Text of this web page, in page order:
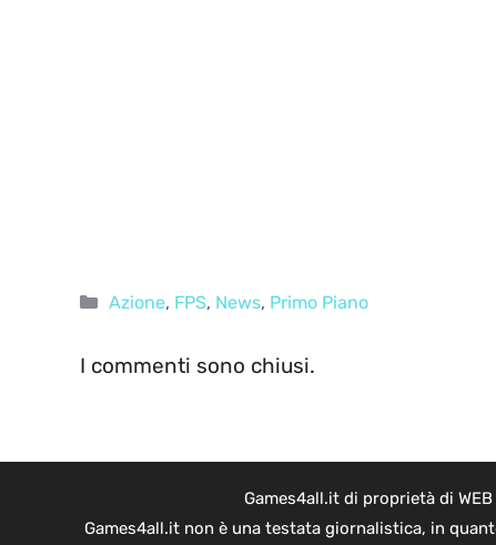
Categorie
Azione, FPS, News, Primo Piano
I commenti sono chiusi.
Games4all.it di proprietà di
Games4all.it non è una testata giornalistica, in